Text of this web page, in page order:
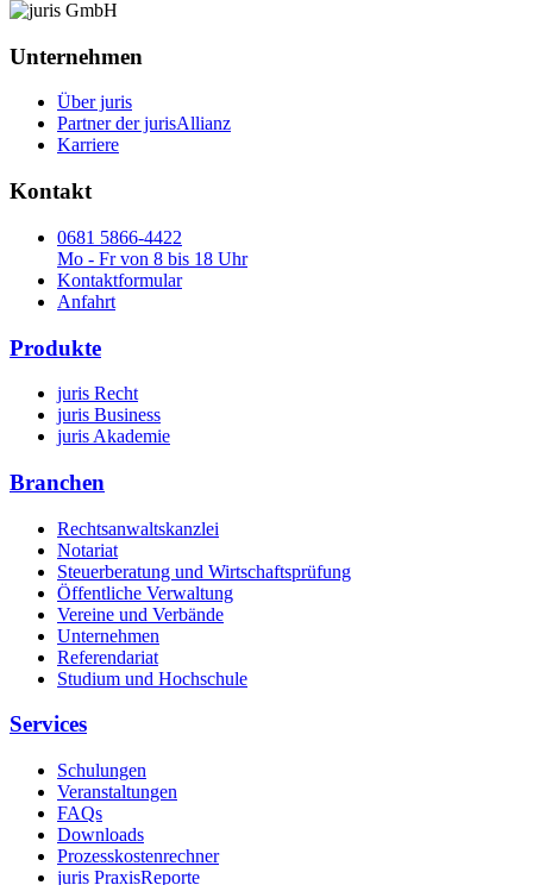
Unternehmen
Über juris
Partner der jurisAllianz
Karriere
Kontakt
0681 5866-4422
Mo - Fr von 8 bis 18 Uhr
Kontaktformular
Anfahrt
Produkte
juris Recht
juris Business
juris Akademie
Branchen
Rechtsanwaltskanzlei
Notariat
Steuerberatung und Wirtschaftsprüfung
Öffentliche Verwaltung
Vereine und Verbände
Unternehmen
Referendariat
Studium und Hochschule
Services
Schulungen
Veranstaltungen
FAQs
Downloads
Prozesskostenrechner
juris PraxisReporte